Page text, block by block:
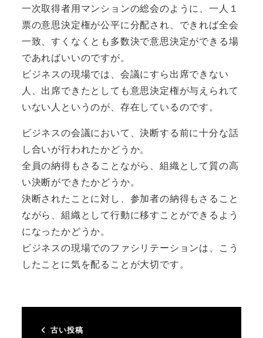
一次取得者用マンションの総会のように、一人１
票の意思決定権が公平に分配され、できれば全会
一致、すくなくとも多数決で意思決定ができる場
であればいいのですが。
ビジネスの現場では、会議にすら出席できない
人、出席できたとしても意思決定権が与えられて
いない人というのが、存在しているのです。
ビジネスの会議において、決断する前に十分な話
し合いが行われたかどうか。
全員の納得もさることながら、組織として質の高
い決断ができたかどうか。
決断されたことに対し、参加者の納得もさること
ながら、組織として行動に移すことができるよう
になったかどうか。
ビジネスの現場でのファシリテーションは、こう
したことに気を配ることが大切です。
古い投稿